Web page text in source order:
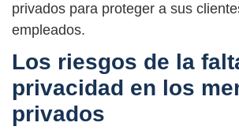
privados para proteger a sus
empleados.
Los riesgos de la
privacidad en los
privados